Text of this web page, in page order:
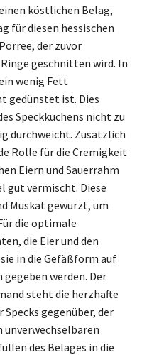
köstlichen Belag,
für diesen hessischen
der zuvor
geschnitten wird. In
wenig Fett
gedünstet ist. Dies
Speckkuchens nicht zu
durchweicht. Zusätzlich
Rolle für die Cremigkeit
Eiern und Sauerrahm
gut vermischt. Diese
Muskat gewürzt, um
die optimale
die Eier und den
in die Gefäßform auf
werden. Der
steht die herzhafte
gegenüber, der
unverwechselbaren
des Belages in die